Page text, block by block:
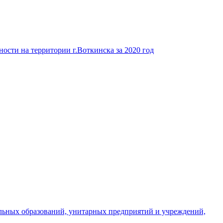
на территории г.Воткинска за 2020 год
образований, унитарных предприятий и учреждений,